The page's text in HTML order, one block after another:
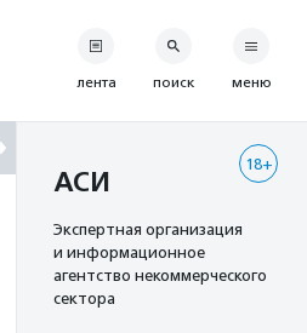
лента поиск меню
18+
АСИ
Экспертная организация
и информационное
агентство некоммерческого
сектора